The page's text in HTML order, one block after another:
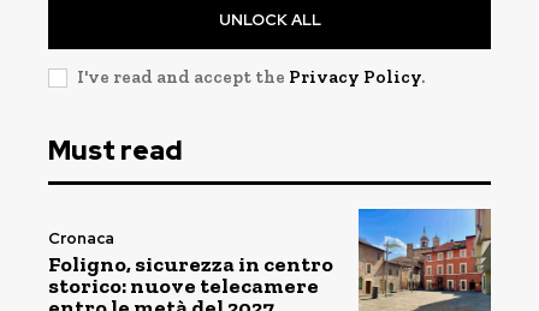
UNLOCK ALL
I've read and accept the Privacy Policy.
Must read
Cronaca
Foligno, sicurezza in centro
storico: nuove telecamere